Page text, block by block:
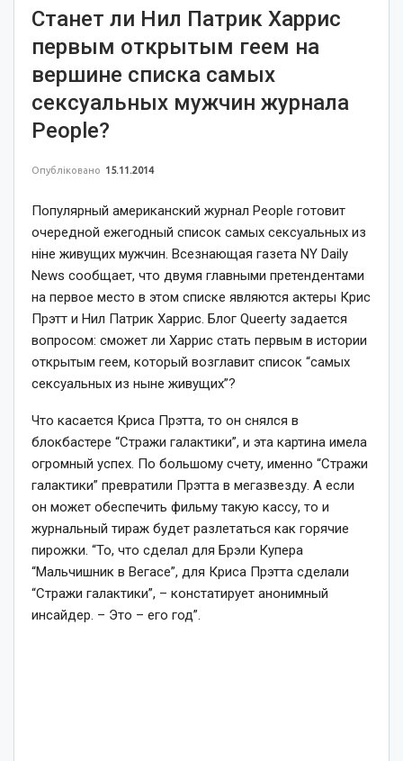
Станет ли Нил Патрик Харрис
первым открытым геем на
вершине списка самых
сексуальных мужчин журнала
People?
Опубліковано 15.11.2014
Популярный американский журнал People готовит
очередной ежегодный список самых сексуальных из
ніне живущих мужчин. Всезнающая газета NY Daily
News сообщает, что двумя главными претендентами
на первое место в этом списке являются актеры Крис
Прэтт и Нил Патрик Харрис. Блог Queerty задается
вопросом: сможет ли Харрис стать первым в истории
открытым геем, который возглавит список “самых
сексуальных из ныне живущих”?
Что касается Криса Прэтта, то он снялся в
блокбастере “Стражи галактики”, и эта картина имела
огромный успех. По большому счету, именно “Стражи
галактики” превратили Прэтта в мегазвезду. А если
он может обеспечить фильму такую кассу, то и
журнальный тираж будет разлетаться как горячие
пирожки. “То, что сделал для Брэли Купера
“Мальчишник в Вегасе”, для Криса Прэтта сделали
“Стражи галактики”, – констатирует анонимный
инсайдер. – Это – его год”.